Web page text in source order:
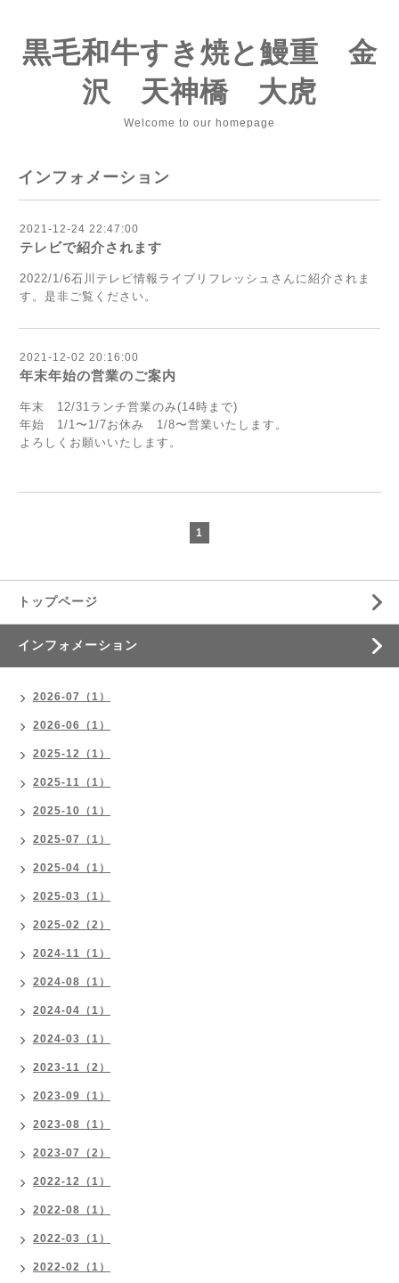
黒毛和牛すき焼と鰻重 金
沢 天神橋 大虎
Welcome to our homepage
インフォメーション
2021-12-24 22:47:00
テレビで紹介されます
2022/1/6石川テレビ情報ライブリフレッシュさんに紹介されま
す。是非ご覧ください。
2021-12-02 20:16:00
年末年始の営業のご案内
年末 12/31ランチ営業のみ(14時まで)
年始 1/1〜1/7お休み 1/8〜営業いたします。
よろしくお願いいたします。
1
トップページ
インフォメーション
2026-07（1）
2026-06（1）
2025-12（1）
2025-11（1）
2025-10（1）
2025-07（1）
2025-04（1）
2025-03（1）
2025-02（2）
2024-11（1）
2024-08（1）
2024-04（1）
2024-03（1）
2023-11（2）
2023-09（1）
2023-08（1）
2023-07（2）
2022-12（1）
2022-08（1）
2022-03（1）
2022-02（1）